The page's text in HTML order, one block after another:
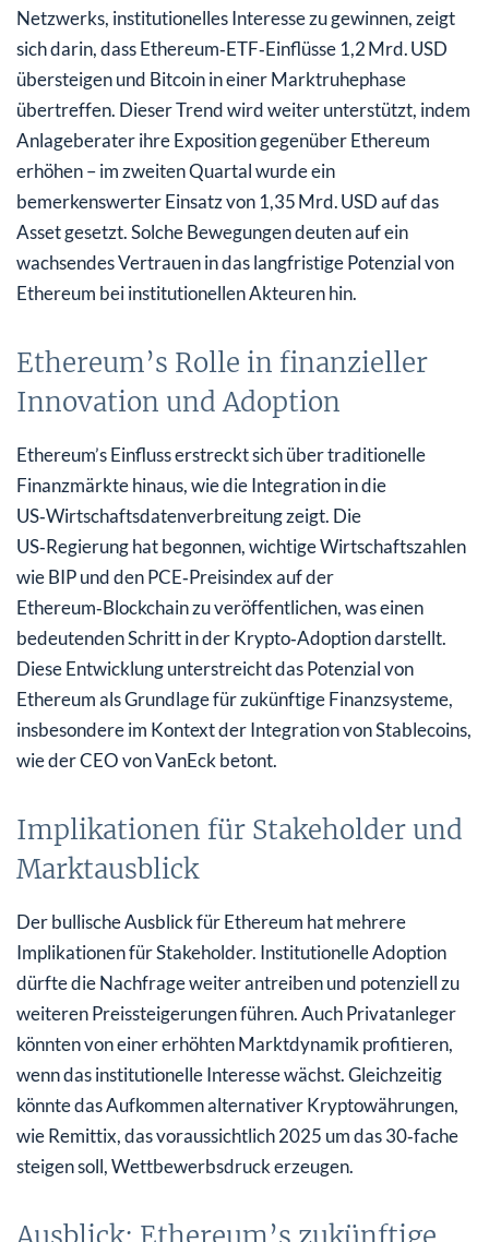
Netzwerks, institutionelles Interesse zu gewinnen, zeigt
sich darin, dass Ethereum‑ETF‑Einflüsse 1,2 Mrd. USD
übersteigen und Bitcoin in einer Marktruhephase
übertreffen. Dieser Trend wird weiter unterstützt, indem
Anlageberater ihre Exposition gegenüber Ethereum
erhöhen – im zweiten Quartal wurde ein
bemerkenswerter Einsatz von 1,35 Mrd. USD auf das
Asset gesetzt. Solche Bewegungen deuten auf ein
wachsendes Vertrauen in das langfristige Potenzial von
Ethereum bei institutionellen Akteuren hin.
Ethereum’s Rolle in finanzieller
Innovation und Adoption
Ethereum’s Einfluss erstreckt sich über traditionelle
Finanzmärkte hinaus, wie die Integration in die
US‑Wirtschaftsdatenverbreitung zeigt. Die
US‑Regierung hat begonnen, wichtige Wirtschaftszahlen
wie BIP und den PCE‑Preisindex auf der
Ethereum‑Blockchain zu veröffentlichen, was einen
bedeutenden Schritt in der Krypto‑Adoption darstellt.
Diese Entwicklung unterstreicht das Potenzial von
Ethereum als Grundlage für zukünftige Finanzsysteme,
insbesondere im Kontext der Integration von Stablecoins,
wie der CEO von VanEck betont.
Implikationen für Stakeholder und
Marktausblick
Der bullische Ausblick für Ethereum hat mehrere
Implikationen für Stakeholder. Institutionelle Adoption
dürfte die Nachfrage weiter antreiben und potenziell zu
weiteren Preissteigerungen führen. Auch Privatanleger
könnten von einer erhöhten Marktdynamik profitieren,
wenn das institutionelle Interesse wächst. Gleichzeitig
könnte das Aufkommen alternativer Kryptowährungen,
wie Remittix, das voraussichtlich 2025 um das 30‑fache
steigen soll, Wettbewerbsdruck erzeugen.